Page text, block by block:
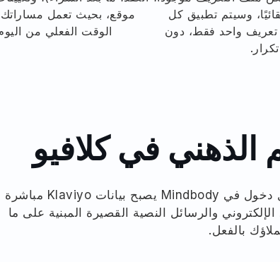
وسيتم تطبيق كل
واحد فقط، دون
تكرار.
موقع، بحيث تعمل
الوقت الفعلي من
الذهني في كلافيو
كل تحديث للعميل، وحجز، وبيع، وإلغاء، وتسجيل دخول في Mindbody يصبح بيانات Klaviyo مباشرة
والرسائل النصية القصيرة المبنية على ما
بالفعل.